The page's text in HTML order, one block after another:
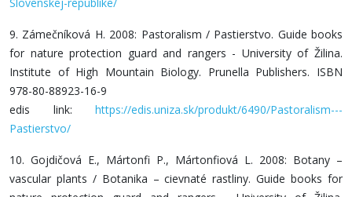
9. Zámečníková H. 2008: Pastoralism / Pastierstvo. Guide books
for nature protection guard and rangers - University of Žilina.
Institute of High Mountain Biology. Prunella Publishers. ISBN
978-80-88923-16-9
edis link: https://edis.uniza.sk/produkt/6490/Pastoralism---
Pastierstvo/
10. Gojdičová E., Mártonfi P., Mártonfiová L. 2008: Botany –
vascular plants / Botanika – cievnaté rastliny. Guide books for